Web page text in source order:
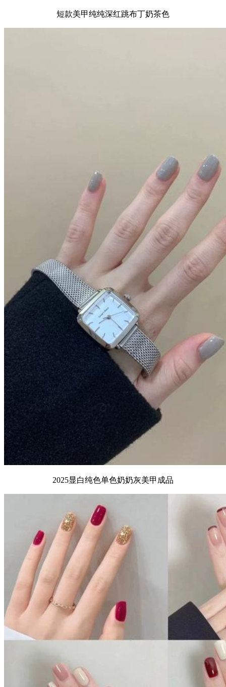
短款美甲纯纯深红跳布丁奶茶色
2025显白纯色单色奶奶灰美甲成品